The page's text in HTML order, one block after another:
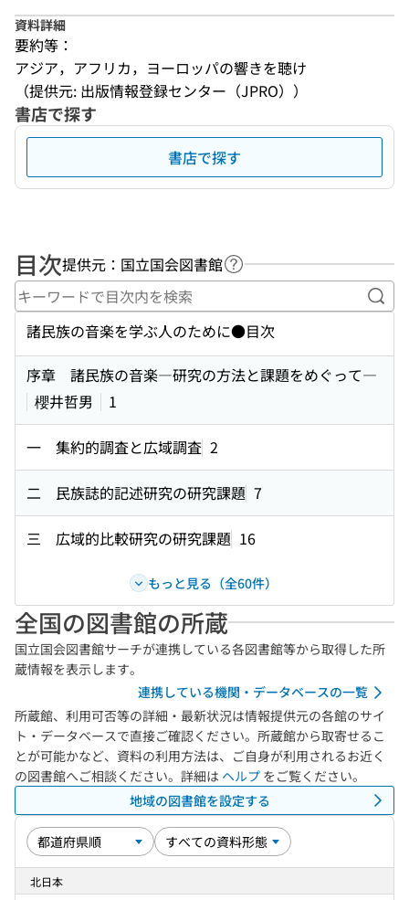
資料詳細
要約等：
アジア，アフリカ，ヨーロッパの響きを聴け
（提供元: 出版情報登録センター（JPRO））
書店で探す
書店で探す
目次提供元：国立国会図書館 ヘルプページへのリンク
キ
諸民族の音楽を学ぶ人のために●目次
序章 諸民族の音楽―研究の方法と課題をめぐって―
櫻井哲男
1
一 集約的調査と広域調査 2
二 民族誌的記述研究の研究課題 7
三 広域的比較研究の研究課題 16
もっと見る（全60件）
全国の図書館の所蔵
国立国会図書館サーチが連携している各図書館等から取得した所
蔵情報を表示します。
連携している機関・データベースの一覧
所蔵館、利用可否等の詳細・最新状況は情報提供元の各館のサイ
ト・データベースで直接ご確認ください。所蔵館から取寄せるこ
とが可能かなど、資料の利用方法は、ご自身が利用されるお近く
の図書館へご相談ください。詳細は ヘルプ をご覧ください。
地域の図書館を設定する
北日本